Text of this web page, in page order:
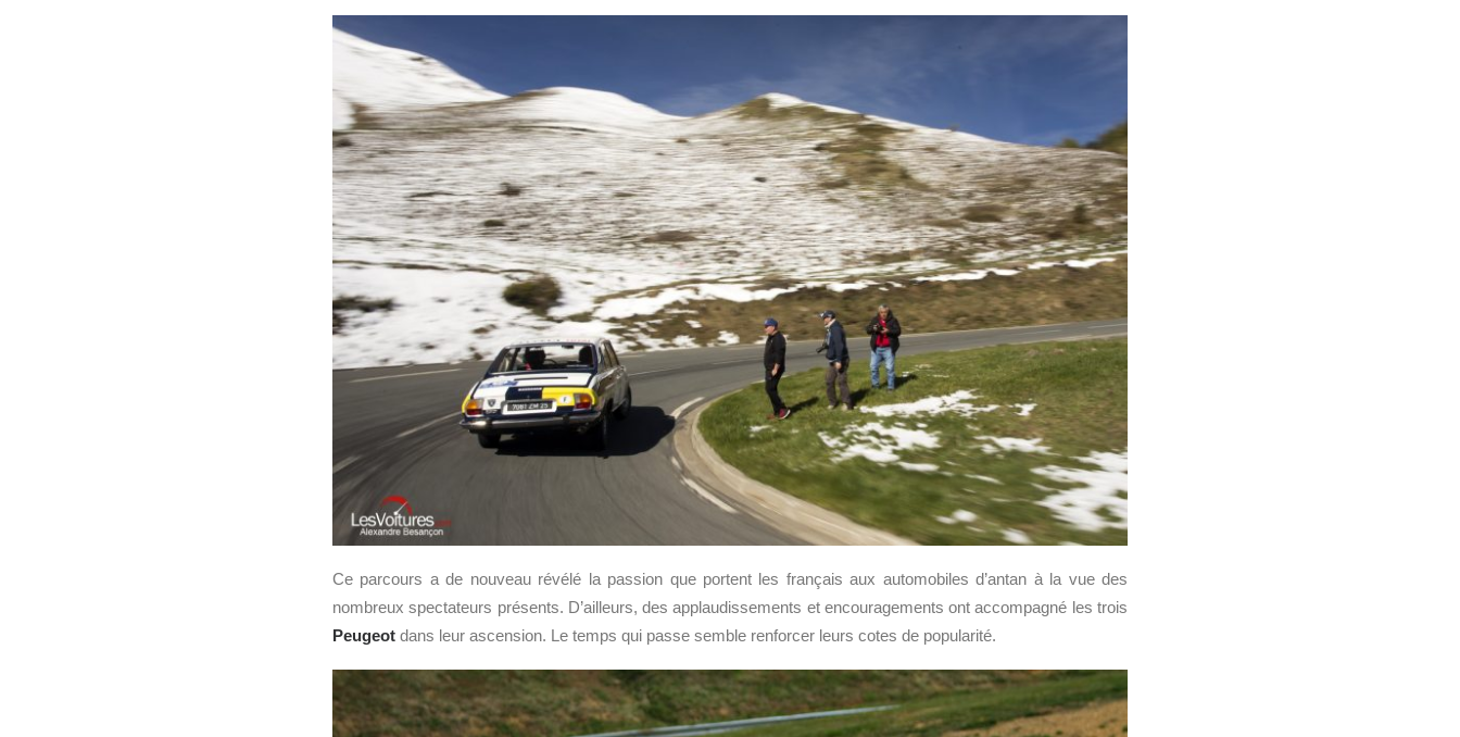
Ce parcours a de nouveau révélé la passion que portent les français aux automobiles d’antan à la vue des
nombreux spectateurs présents. D’ailleurs, des applaudissements et encouragements ont accompagné les trois
Peugeot dans leur ascension. Le temps qui passe semble renforcer leurs cotes de popularité.